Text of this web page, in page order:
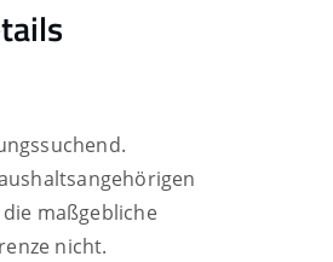
maßgebliche
nicht.